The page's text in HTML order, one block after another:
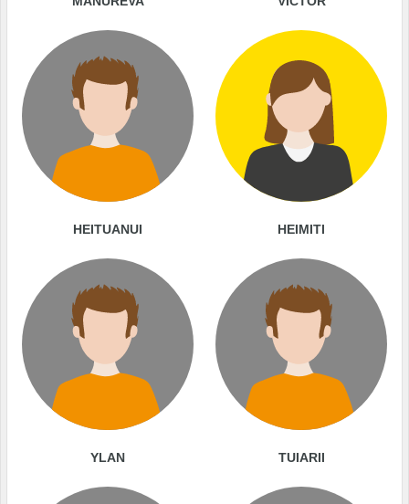
HEITUANUI HEIMITI
YLAN TUIARII